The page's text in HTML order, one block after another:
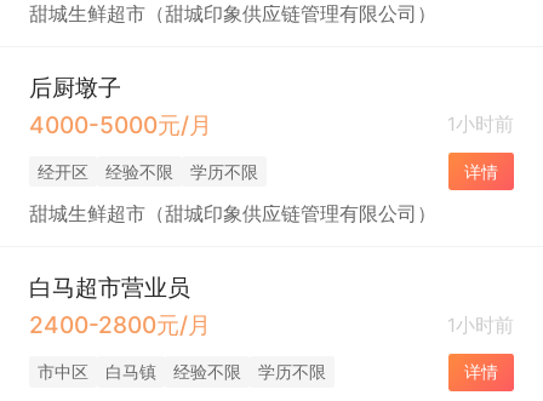
甜城生鲜超市（甜城印象供应链管理有限公司）
后厨墩子
4000-5000元/月
1小时前
经开区 经验不限 学历不限 详情
甜城生鲜超市（甜城印象供应链管理有限公司）
白马超市营业员
2400-2800元/月
1小时前
市中区 白马镇 经验不限 学历不限 详情